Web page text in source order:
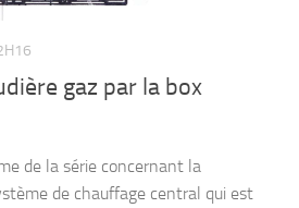
gaz par la box
de la série concernant la
de chauffage central qui est